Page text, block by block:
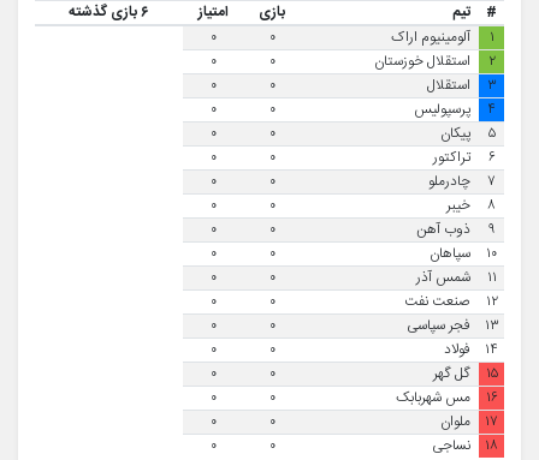
# تیم بازی امتیاز
۶ بازی گذشته
۱
آلومینیوم اراک ۰
۰
۲
استقلال خوزستان ۰
۰
۳
استقلال ۰
۰
۴
پرسپولیس ۰
۰
۵
پیکان ۰
۰
۶
تراکتور ۰
۰
۷
چادرملو ۰
۰
۸
خیبر ۰
۰
۹
ذوب آهن ۰
۰
۱۰
سپاهان ۰
۰
۱۱
شمس آذر ۰
۰
۱۲
صنعت نفت ۰
۰
۱۳
فجر سپاسی ۰
۰
۱۴
فولاد ۰
۰
۱۵
گل گهر ۰
۰
۱۶
مس شهربابک ۰
۰
۱۷
ملوان ۰
۰
۱۸
نساجی ۰ ۰